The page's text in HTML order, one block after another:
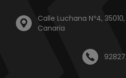
Calle Luchana Nº4,
Canaria